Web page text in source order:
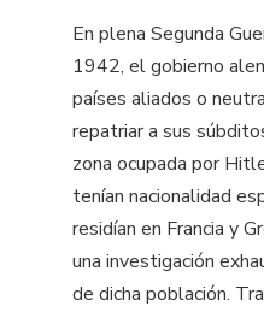
En plena Segunda
1942, el gobierno
países aliados o
repatriar a sus
zona ocupada por
tenían nacionalidad
residían en Francia y
una investigación
de dicha población.